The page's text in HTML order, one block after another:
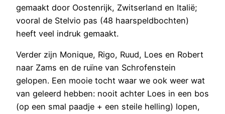
gemaakt door Oostenrijk, Zwitserland en Italië;
vooral de Stelvio pas (48 haarspeldbochten)
heeft veel indruk gemaakt.
Verder zijn Monique, Rigo, Ruud, Loes en Robert
naar Zams en de ruïne van Schrofenstein
gelopen. Een mooie tocht waar we ook weer wat
van geleerd hebben: nooit achter Loes in een bos
(op een smal paadje + een steile helling) lopen,